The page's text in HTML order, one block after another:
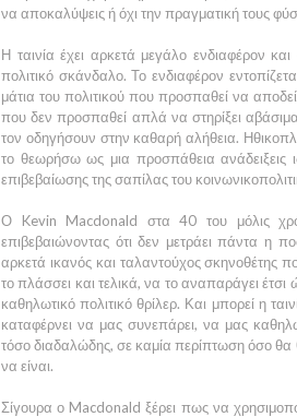
να αποκαλύψεις ή όχι την πραγματική τους
Η ταινία έχει αρκετά μεγάλο ενδιαφέρον
πολιτικό σκάνδαλο. Το ενδιαφέρον
μάτια του πολιτικού που προσπαθεί να
που δεν προσπαθεί απλά να στηρίξει
τον οδηγήσουν στην καθαρή αλήθεια.
το θεωρήσω ως μια προσπάθεια ανάδειξεις
επιβεβαίωσης της σαπίλας του
Ο Kevin Macdonald στα 40 του μόλις
επιβεβαιώνοντας ότι δεν μετράει πάντα η
αρκετά ικανός και ταλαντούχος σκηνοθέτης
το πλάσσει και τελικά, να το αναπαράγει
καθηλωτικό πολιτικό θρίλερ. Και μπορεί η
καταφέρνει να μας συνεπάρει, να μας
τόσο διαδαλώδης, σε καμία περίπτωση όσο θα
να είναι.
Σίγουρα ο Macdonald ξέρει πως να